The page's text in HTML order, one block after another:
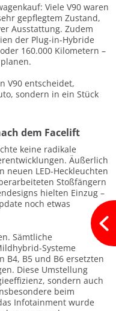
Viele V90 waren
gepflegtem Zustand,
Ausstattung. Zudem
der Plug-in-Hybride
160.000 Kilometern –
V90 entscheidet,
sondern in ein Stück
dem Facelift
keine radikale
Äußerlich
LED-Heckleuchten
Stoßfängern
hielten Einzug –
noch etwas
Sämtliche
Systeme
B4, B5 und B6 ersetzten
Diese Umstellung
sondern auch
beim
Infotainment wurde